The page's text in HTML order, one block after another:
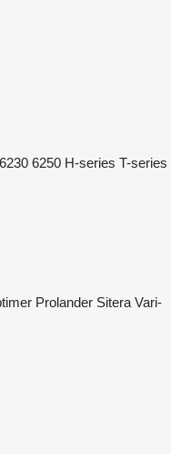
6230 6250 H-series T-series
Prolander Sitera Vari-